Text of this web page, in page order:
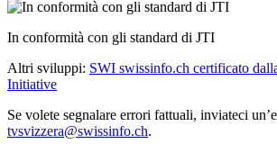
In conformità con gli standard di JTI
Altri sviluppi: SWI swissinfo.ch certificato
Initiative
Se volete segnalare errori fattuali, inviateci
tvsvizzera@swissinfo.ch.